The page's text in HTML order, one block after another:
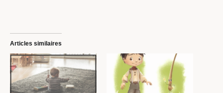
Articles similaires